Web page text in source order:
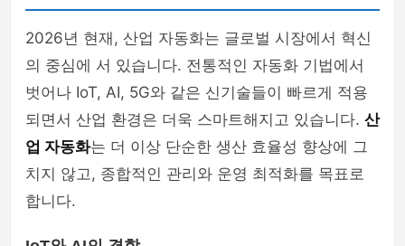
2026년 현재, 산업 자동화는 글로벌 시장에서 혁신
의 중심에 서 있습니다. 전통적인 자동화 기법에서
벗어나 IoT, AI, 5G와 같은 신기술들이 빠르게 적용
되면서 산업 환경은 더욱 스마트해지고 있습니다. 산
업 자동화는 더 이상 단순한 생산 효율성 향상에 그
치지 않고, 종합적인 관리와 운영 최적화를 목표로
합니다.